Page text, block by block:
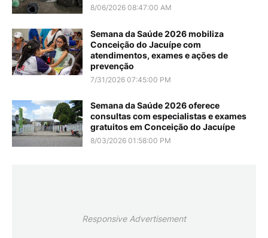
8/06/2026 08:47:00 AM
Semana da Saúde 2026 mobiliza
Conceição do Jacuípe com
atendimentos, exames e ações de
prevenção
7/31/2026 07:45:00 PM
Semana da Saúde 2026 oferece
consultas com especialistas e exames
gratuitos em Conceição do Jacuípe
8/03/2026 01:58:00 PM
Responsive Advertisement